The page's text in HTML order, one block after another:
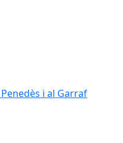
i al Garraf